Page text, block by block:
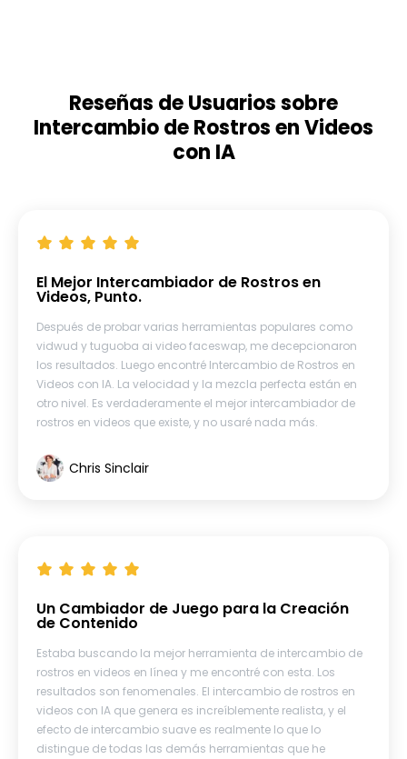
Reseñas de Usuarios sobre
Intercambio de Rostros en Videos
con IA
El Mejor Intercambiador de Rostros en
Videos, Punto.
Después de probar varias herramientas populares como
vidwud y tuguoba ai video faceswap, me decepcionaron
los resultados. Luego encontré Intercambio de Rostros en
Videos con IA. La velocidad y la mezcla perfecta están en
otro nivel. Es verdaderamente el mejor intercambiador de
rostros en videos que existe, y no usaré nada más.
Chris Sinclair
Un Cambiador de Juego para la Creación
de Contenido
Estaba buscando la mejor herramienta de intercambio de
rostros en videos en línea y me encontré con esta. Los
resultados son fenomenales. El intercambio de rostros en
videos con IA que genera es increíblemente realista, y el
efecto de intercambio suave es realmente lo que lo
distingue de todas las demás herramientas que he